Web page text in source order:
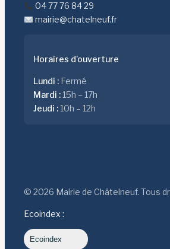
04 77 76 84 29
mairie@chatelneuf.fr
Horaires d’ouverture
Lundi : Fermé
Mardi : 15h – 17h
Jeudi : 10h – 12h
© 2026 Mairie de Châtelneuf. Tous
Ecoindex :
Ecoindex